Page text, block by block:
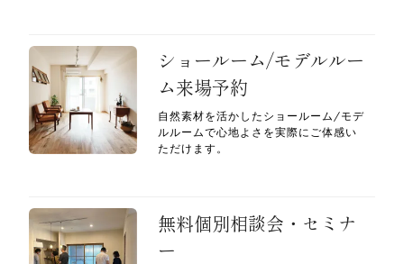
ショールーム/モデルルー
ム来場予約
自然素材を活かしたショールーム/モデ
ルルームで心地よさを実際にご体感い
ただけます。
無料個別相談会・セミナ
ー